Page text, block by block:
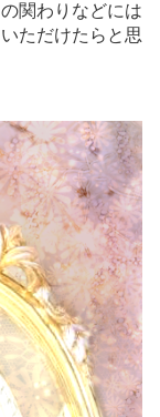
関わりなどには
ただけたらと思